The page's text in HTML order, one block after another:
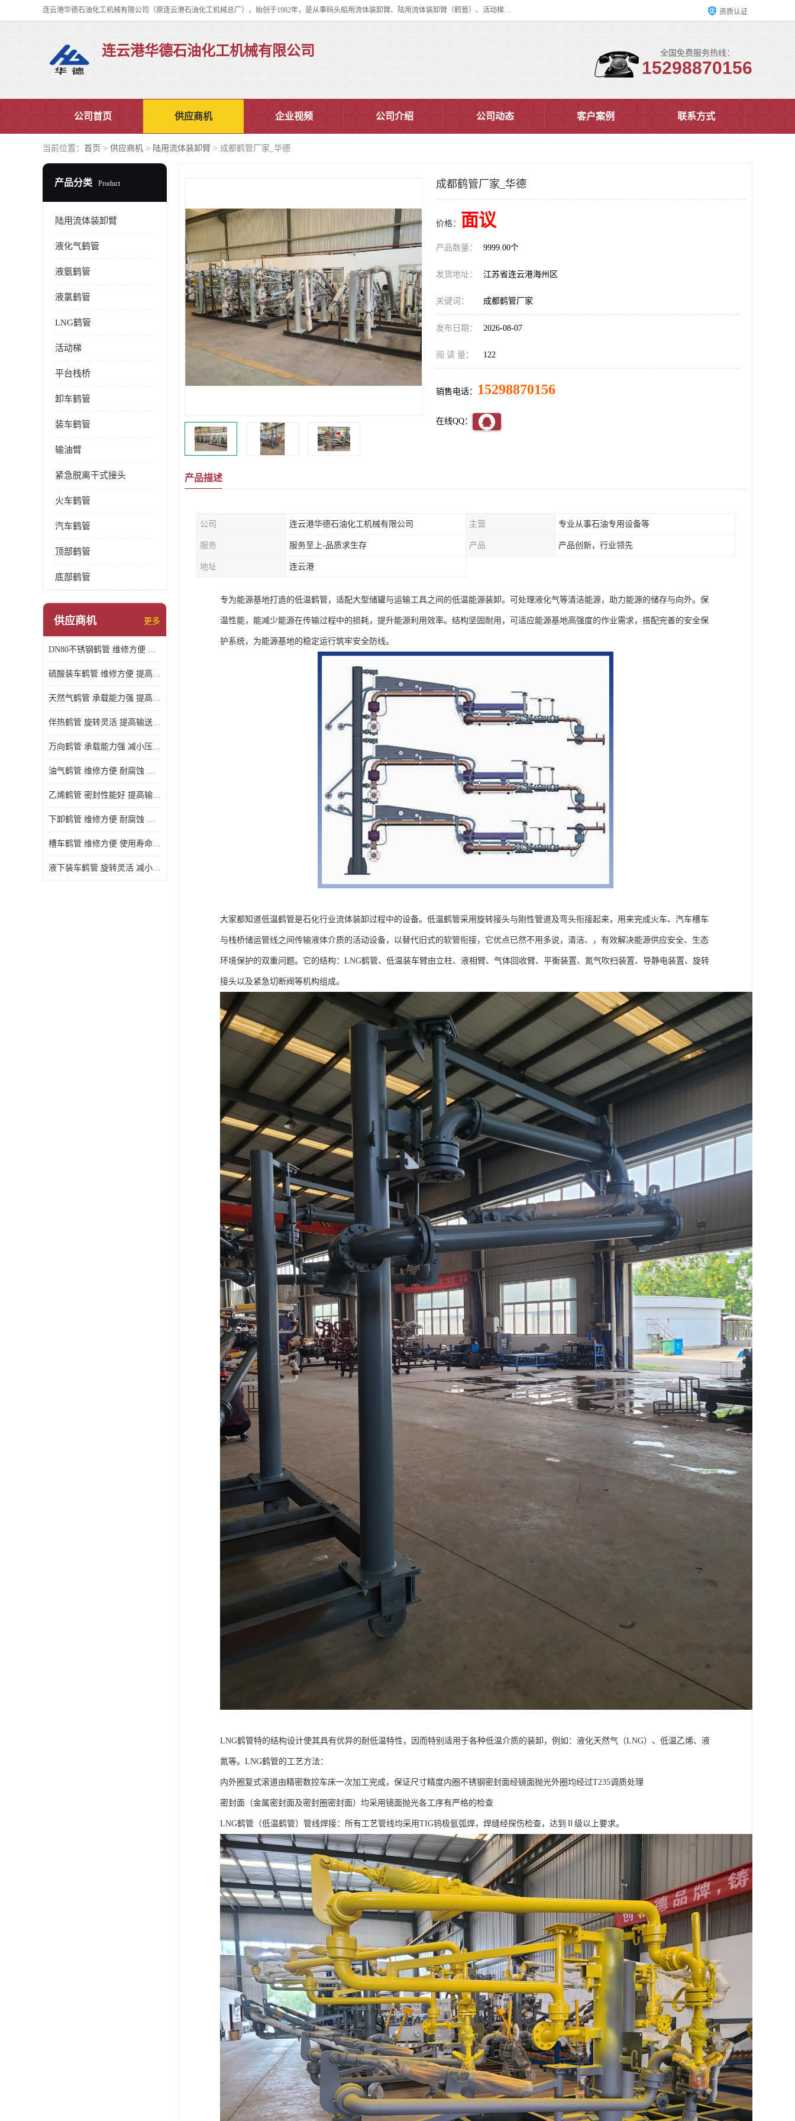
连云港华德石油化工机械有限公司（原连云港石油化工机械总厂），始创于1982年，是从事码头船用流体装卸臂、陆用流体装卸臂（鹤管）、活动梯、钢构平台、定量装车系统等全系列流体装卸设备的设计、制造、销售以及服务的专业供应商。 资质认证
连云港华德石油化工机械有限公司 全国免费服务热线：
15298870156
公司首页 供应商机 企业视频 公司介绍 公司动态 客户案例 联系方式
当前位置： 首页 > 供应商机 > 陆用流体装卸臂 > 成都鹤管厂家_华德
产品分类 Product
陆用流体装卸臂
液化气鹤管
液氨鹤管
液氯鹤管
LNG鹤管
活动梯
平台栈桥
卸车鹤管
装车鹤管
输油臂
紧急脱离干式接头
火车鹤管
汽车鹤管
顶部鹤管
底部鹤管
供应商机 更多
DN80不锈钢鹤管 维修方便 提高输送效率
硫酸装车鹤管 维修方便 提高输送效率
天然气鹤管 承载能力强 提高输送效率
伴热鹤管 旋转灵活 提高输送效率
万向鹤管 承载能力强 减小压力损失
油气鹤管 维修方便 耐腐蚀 耐高温
乙烯鹤管 密封性能好 提高输送效率
下卸鹤管 维修方便 耐腐蚀 耐高温
槽车鹤管 维修方便 使用寿命较长
液下装车鹤管 旋转灵活 减小压力损失
成都鹤管厂家_华德
价格： 面议
产品数量： 9999.00个
发货地址： 江苏省连云港海州区
关键词： 成都鹤管厂家
发布日期： 2026-08-07
阅 读 量： 122
销售电话： 15298870156
在线QQ：
产品描述
公司 连云港华德石油化工机械有限公司 主营 专业从事石油专用设备等
服务 服务至上-品质求生存 产品 产品创新，行业领先
地址 连云港
专为能源基地打造的低温鹤管，适配大型储罐与运输工具之间的低温能源装卸。可处理液化气等清洁能源，助力能源的储存与向外。保
温性能，能减少能源在传输过程中的损耗，提升能源利用效率。结构坚固耐用，可适应能源基地高强度的作业需求，搭配完善的安全保
护系统，为能源基地的稳定运行筑牢安全防线。
大家都知道低温鹤管是石化行业流体装卸过程中的设备。低温鹤管采用旋转接头与刚性管道及弯头衔接起来，用来完成火车、汽车槽车
与栈桥储运管线之间传输液体介质的活动设备，以替代旧式的软管衔接，它优点已然不用多说，清洁、，有效解决能源供应安全、生态
环境保护的双重问题。它的结构：LNG鹤管、低温装车臂由立柱、液相臂、气体回收臂、平衡装置、氮气吹扫装置、导静电装置、旋转
接头以及紧急切断阀等机构组成。
LNG鹤管特的结构设计使其具有优异的耐低温特性，因而特别适用于各种低温介质的装卸，例如：液化天然气（LNG）、低温乙烯、液
氮等。LNG鹤管的工艺方法：
内外圈复式滚道由精密数控车床一次加工完成，保证尺寸精度内圈不锈钢密封面经镜面抛光外圈均经过T235调质处理
密封面（金属密封面及密封圈密封面）均采用镜面抛光各工序有严格的检查
LNG鹤管（低温鹤管）管线焊接：所有工艺管线均采用TIG钨极氩弧焊，焊缝经探伤检查，达到Ⅱ级以上要求。